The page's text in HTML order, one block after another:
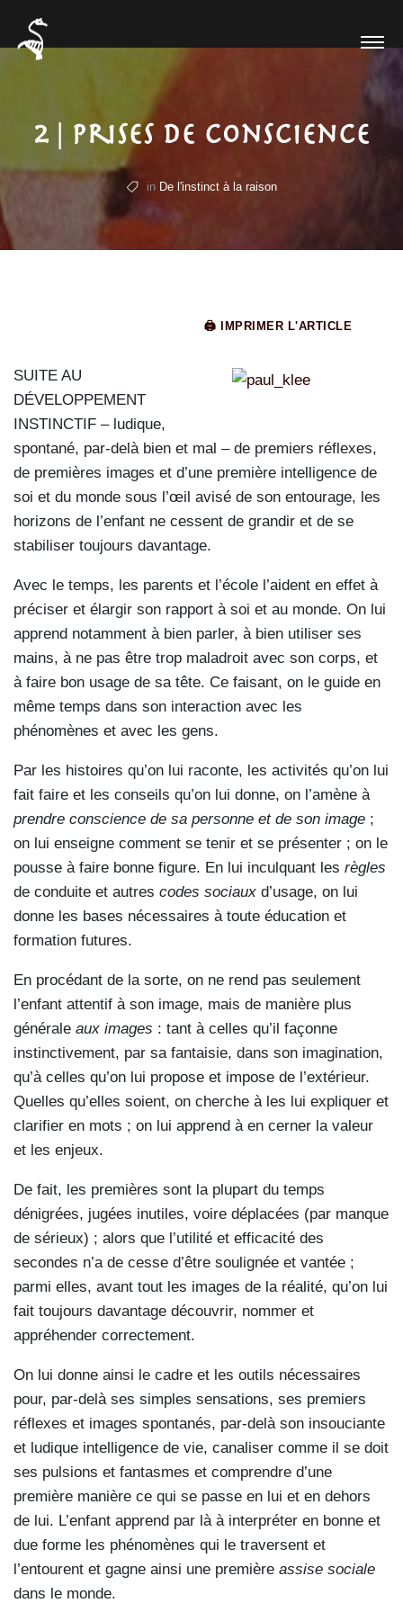
2 | Prises de conscience
in De l'instinct à la raison
🖨 IMPRIMER L'ARTICLE
SUITE AU
DÉVELOPPEMENT
INSTINCTIF – ludique,
spontané, par-delà bien et mal – de premiers réflexes,
de premières images et d’une première intelligence de
soi et du monde sous l’œil avisé de son entourage, les
horizons de l’enfant ne cessent de grandir et de se
stabiliser toujours davantage.
Avec le temps, les parents et l’école l’aident en effet à
préciser et élargir son rapport à soi et au monde. On lui
apprend notamment à bien parler, à bien utiliser ses
mains, à ne pas être trop maladroit avec son corps, et
à faire bon usage de sa tête. Ce faisant, on le guide en
même temps dans son interaction avec les
phénomènes et avec les gens.
Par les histoires qu’on lui raconte, les activités qu’on lui
fait faire et les conseils qu’on lui donne, on l’amène à
prendre conscience de sa personne et de son image ;
on lui enseigne comment se tenir et se présenter ; on le
pousse à faire bonne figure. En lui inculquant les règles
de conduite et autres codes sociaux d’usage, on lui
donne les bases nécessaires à toute éducation et
formation futures.
En procédant de la sorte, on ne rend pas seulement
l’enfant attentif à son image, mais de manière plus
générale aux images : tant à celles qu’il façonne
instinctivement, par sa fantaisie, dans son imagination,
qu’à celles qu’on lui propose et impose de l’extérieur.
Quelles qu’elles soient, on cherche à les lui expliquer et
clarifier en mots ; on lui apprend à en cerner la valeur
et les enjeux.
De fait, les premières sont la plupart du temps
dénigrées, jugées inutiles, voire déplacées (par manque
de sérieux) ; alors que l’utilité et efficacité des
secondes n’a de cesse d’être soulignée et vantée ;
parmi elles, avant tout les images de la réalité, qu’on lui
fait toujours davantage découvrir, nommer et
appréhender correctement.
On lui donne ainsi le cadre et les outils nécessaires
pour, par-delà ses simples sensations, ses premiers
réflexes et images spontanés, par-delà son insouciante
et ludique intelligence de vie, canaliser comme il se doit
ses pulsions et fantasmes et comprendre d’une
première manière ce qui se passe en lui et en dehors
de lui. L’enfant apprend par là à interpréter en bonne et
due forme les phénomènes qui le traversent et
l’entourent et gagne ainsi une première assise sociale
dans le monde.